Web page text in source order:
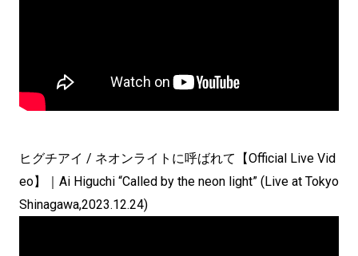
ヒグチアイ / ネオンライトに呼ばれて【Official Live Vid
eo】｜Ai Higuchi “Called by the neon light” (Live at Tokyo
Shinagawa,2023.12.24)